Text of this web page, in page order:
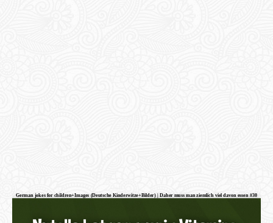
German jokes for children+Images (Deutsche Kinderwitze+Bilder) | Daher muss man ziemlich viel davon essen #30